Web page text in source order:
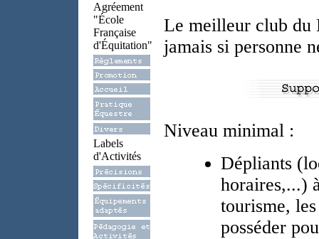
Agréement
"École
Française
d'Équitation"
Labels
d'Activités
Le meilleur club du
jamais si personne
Niveau minimal :
Dépliants
horaires,...)
tourisme,
posséder